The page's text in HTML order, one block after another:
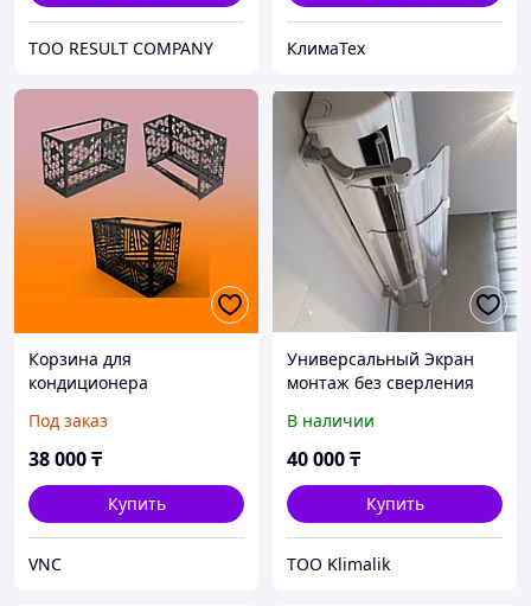
ТОО RESULT COMPANY КлимаТех
Корзина для
кондиционера
Под заказ
38 000₸
Купить
VNC
Универсальный Экран
монтаж без сверления
В наличии
40 000₸
Купить
TOO Klimalik